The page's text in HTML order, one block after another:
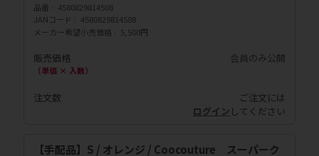
品番
4580829814508
JANコード
4580829814508
メーカー希望小売価格
5,500円
販売価格
（単価 × 入数）
会員のみ公開
注文数
ご注文には
ログイン してください
【手配品】S / オレンジ / Coocouture スーパーク